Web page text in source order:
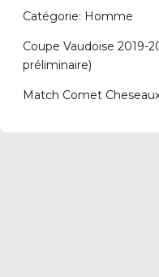
Catégorie: Homme
Coupe Vaudoise 2019-
préliminaire)
Match Comet